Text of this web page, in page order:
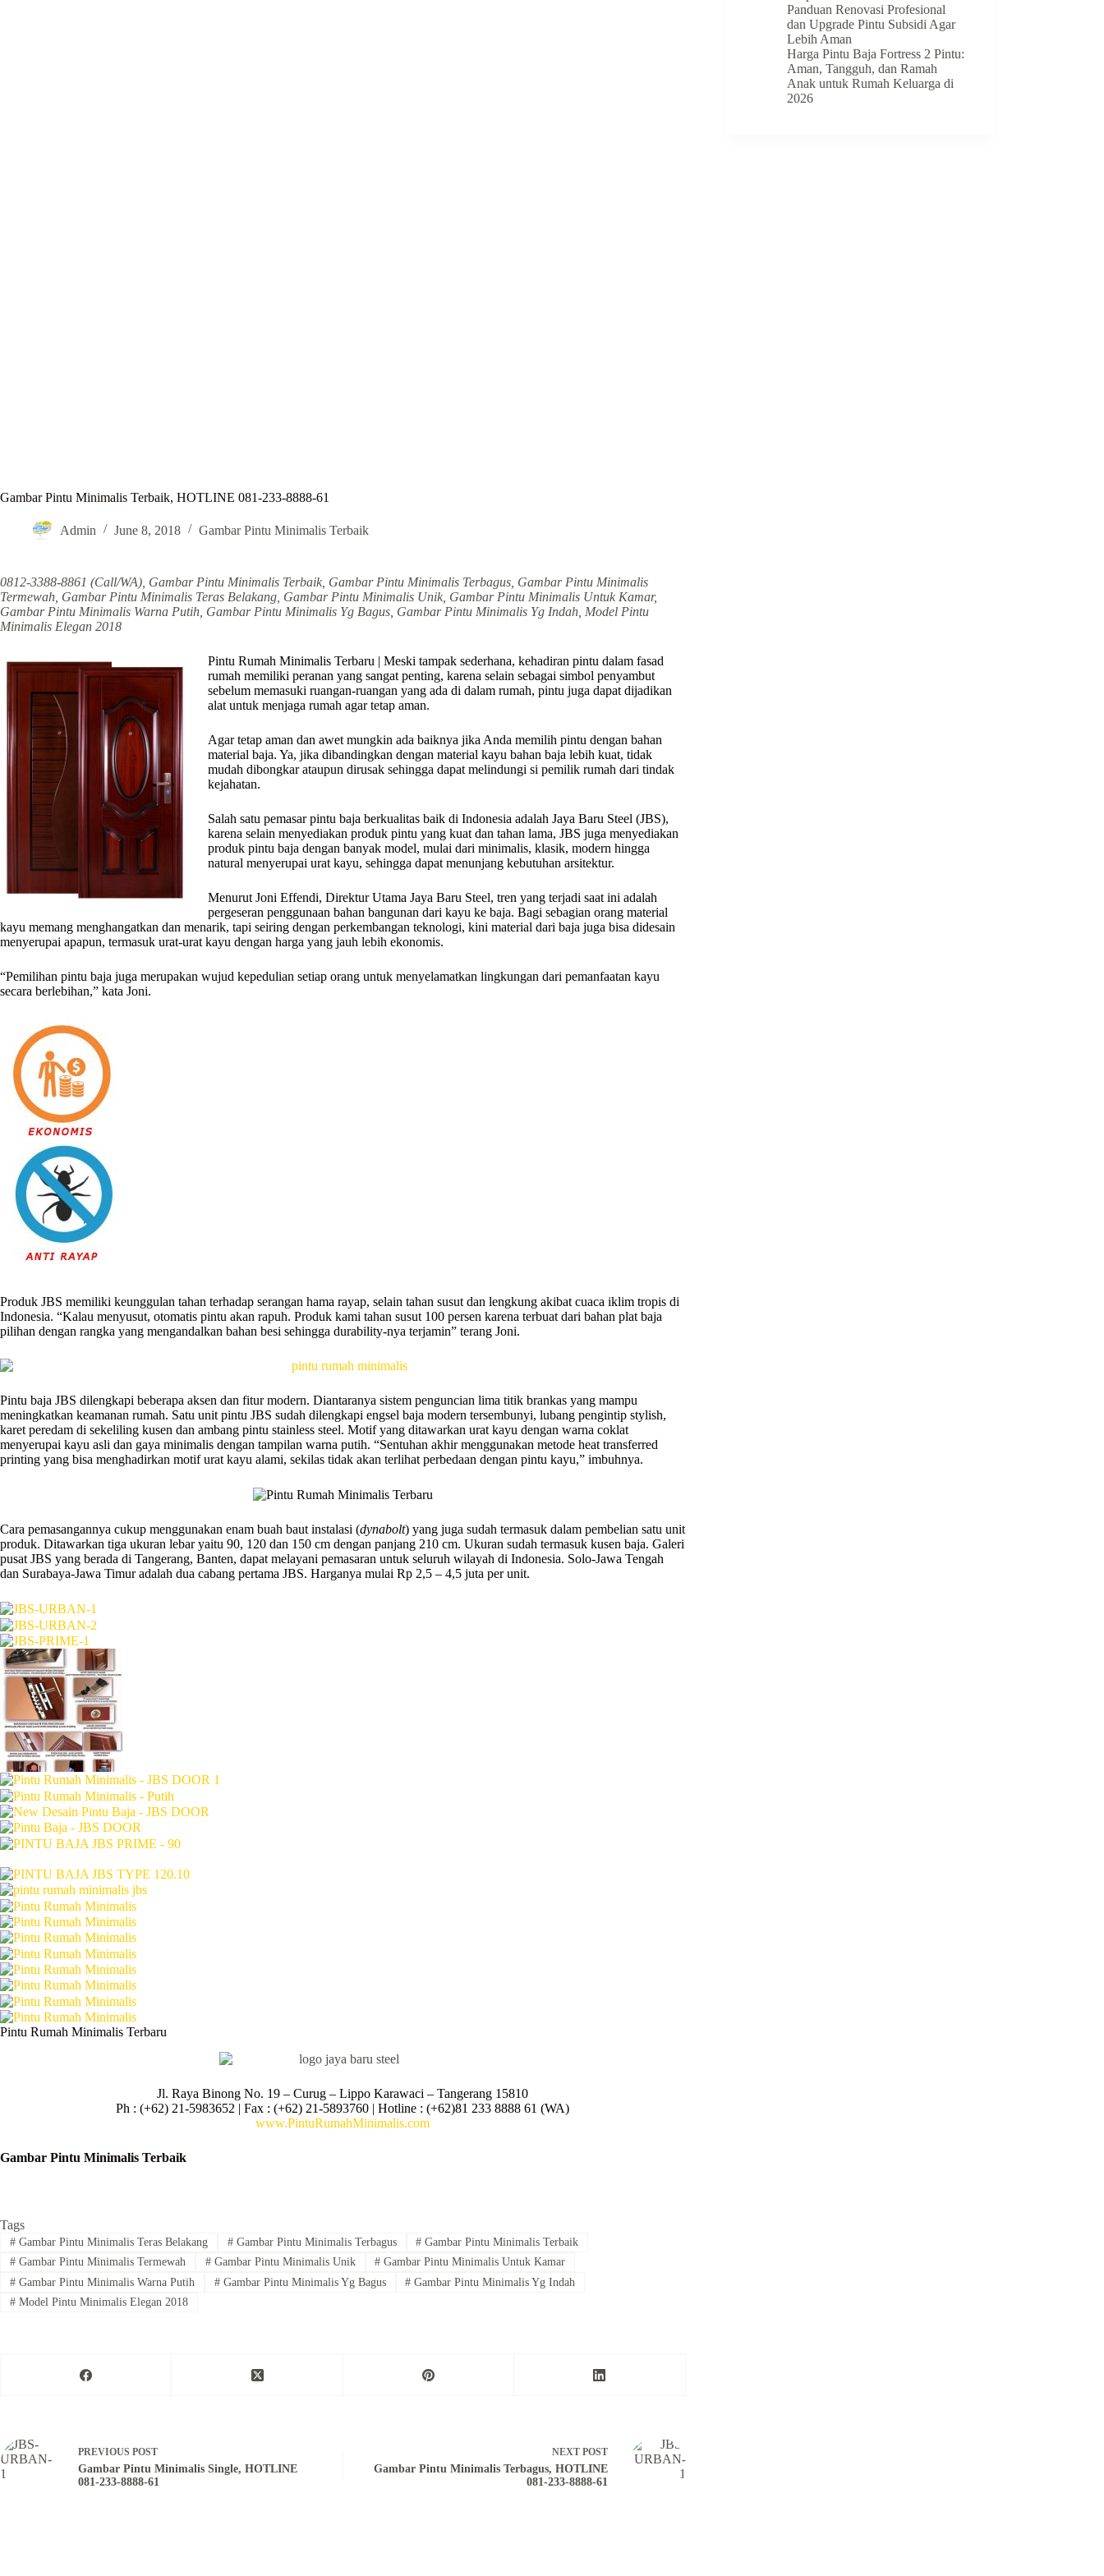
Gambar Pintu Minimalis Terbaik, HOTLINE 081-233-8888-61
Admin June 8, 2018 Gambar Pintu Minimalis Terbaik
0812-3388-8861 (Call/WA), Gambar Pintu Minimalis Terbaik, Gambar Pintu Minimalis Terbagus, Gambar Pintu Minimalis
Termewah, Gambar Pintu Minimalis Teras Belakang, Gambar Pintu Minimalis Unik, Gambar Pintu Minimalis Untuk Kamar,
Gambar Pintu Minimalis Warna Putih, Gambar Pintu Minimalis Yg Bagus, Gambar Pintu Minimalis Yg Indah, Model Pintu
Minimalis Elegan 2018
Pintu Rumah Minimalis Terbaru | Meski tampak sederhana, kehadiran pintu dalam fasad
rumah memiliki peranan yang sangat penting, karena selain sebagai simbol penyambut
sebelum memasuki ruangan-ruangan yang ada di dalam rumah, pintu juga dapat dijadikan
alat untuk menjaga rumah agar tetap aman.
Agar tetap aman dan awet mungkin ada baiknya jika Anda memilih pintu dengan bahan
material baja. Ya, jika dibandingkan dengan material kayu bahan baja lebih kuat, tidak
mudah dibongkar ataupun dirusak sehingga dapat melindungi si pemilik rumah dari tindak
kejahatan.
Salah satu pemasar pintu baja berkualitas baik di Indonesia adalah Jaya Baru Steel (JBS),
karena selain menyediakan produk pintu yang kuat dan tahan lama, JBS juga menyediakan
produk pintu baja dengan banyak model, mulai dari minimalis, klasik, modern hingga
natural menyerupai urat kayu, sehingga dapat menunjang kebutuhan arsitektur.
Menurut Joni Effendi, Direktur Utama Jaya Baru Steel, tren yang terjadi saat ini adalah
pergeseran penggunaan bahan bangunan dari kayu ke baja. Bagi sebagian orang material
kayu memang menghangatkan dan menarik, tapi seiring dengan perkembangan teknologi, kini material dari baja juga bisa didesain
menyerupai apapun, termasuk urat-urat kayu dengan harga yang jauh lebih ekonomis.
“Pemilihan pintu baja juga merupakan wujud kepedulian setiap orang untuk menyelamatkan lingkungan dari pemanfaatan kayu
secara berlebihan,” kata Joni.
Produk JBS memiliki keunggulan tahan terhadap serangan hama rayap, selain tahan susut dan lengkung akibat cuaca iklim tropis di
Indonesia. “Kalau menyusut, otomatis pintu akan rapuh. Produk kami tahan susut 100 persen karena terbuat dari bahan plat baja
pilihan dengan rangka yang mengandalkan bahan besi sehingga durability-nya terjamin” terang Joni.
Pintu baja JBS dilengkapi beberapa aksen dan fitur modern. Diantaranya sistem penguncian lima titik brankas yang mampu
meningkatkan keamanan rumah. Satu unit pintu JBS sudah dilengkapi engsel baja modern tersembunyi, lubang pengintip stylish,
karet peredam di sekeliling kusen dan ambang pintu stainless steel. Motif yang ditawarkan urat kayu dengan warna coklat
menyerupai kayu asli dan gaya minimalis dengan tampilan warna putih. “Sentuhan akhir menggunakan metode heat transferred
printing yang bisa menghadirkan motif urat kayu alami, sekilas tidak akan terlihat perbedaan dengan pintu kayu,” imbuhnya.
Cara pemasangannya cukup menggunakan enam buah baut instalasi (dynabolt) yang juga sudah termasuk dalam pembelian satu unit
produk. Ditawarkan tiga ukuran lebar yaitu 90, 120 dan 150 cm dengan panjang 210 cm. Ukuran sudah termasuk kusen baja. Galeri
pusat JBS yang berada di Tangerang, Banten, dapat melayani pemasaran untuk seluruh wilayah di Indonesia. Solo-Jawa Tengah
dan Surabaya-Jawa Timur adalah dua cabang pertama JBS. Harganya mulai Rp 2,5 – 4,5 juta per unit.
Pintu Rumah Minimalis Terbaru
Jl. Raya Binong No. 19 – Curug –Lippo Karawaci – Tangerang 15810
Ph : (+62) 21-5983652 | Fax : (+62) 21-5893760 | Hotline : (+62)81 233 8888 61 (WA)
www.PintuRumahMinimalis.com
Gambar Pintu Minimalis Terbaik
Tags
#Gambar Pintu Minimalis Teras Belakang #Gambar Pintu Minimalis Terbagus # Gambar Pintu Minimalis Terbaik
#Gambar Pintu Minimalis Termewah #Gambar Pintu Minimalis Unik # Gambar Pintu Minimalis Untuk Kamar
#Gambar Pintu Minimalis Warna Putih #Gambar Pintu Minimalis Yg Bagus # Gambar Pintu Minimalis Yg Indah
#Model Pintu Minimalis Elegan 2018
PREVIOUS POST
Gambar Pintu Minimalis Single, HOTLINE
081-233-8888-61
NEXT POST
Gambar Pintu Minimalis Terbagus, HOTLINE
081-233-8888-61
Panduan Renovasi Profesional
dan Upgrade Pintu Subsidi Agar
Lebih Aman
Harga Pintu Baja Fortress 2 Pintu:
Aman, Tangguh, dan Ramah
Anak untuk Rumah Keluarga di
2026